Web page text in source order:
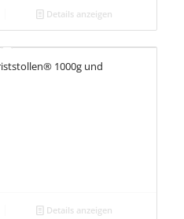
Details anzeigen
1000g und
Details anzeigen